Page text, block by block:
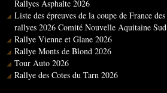
Rallyes Asphalte 2026
Liste des épreuves de la coupe de France des
rallyes 2026 Comité Nouvelle Aquitaine Sud
Rallye Vienne et Glane 2026
Rallye Monts de Blond 2026
Tour Auto 2026
Rallye des Cotes du Tarn 2026